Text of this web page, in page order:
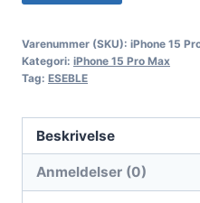
Varenummer (SKU): iPhone 15
Kategori: iPhone 15 Pro Max
Tag: ESEBLE
Beskrivelse
Anmeldelser (0)